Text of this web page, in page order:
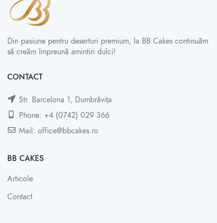
Din pasiune pentru deserturi premium, la BB Cakes continuăm
să creăm împreună amintiri dulci!
CONTACT
Str. Barcelona 1, Dumbrăvița
Phone: +4 (0742) 029 366
Mail: office@bbcakes.ro
BB CAKES
Articole
Contact